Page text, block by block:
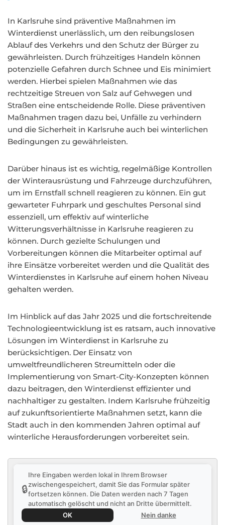
In Karlsruhe sind präventive Maßnahmen im
Winterdienst unerlässlich, um den reibungslosen
Ablauf des Verkehrs und den Schutz der Bürger zu
gewährleisten. Durch frühzeitiges Handeln können
potenzielle Gefahren durch Schnee und Eis minimiert
werden. Hierbei spielen Maßnahmen wie das
rechtzeitige Streuen von Salz auf Gehwegen und
Straßen eine entscheidende Rolle. Diese präventiven
Maßnahmen tragen dazu bei, Unfälle zu verhindern
und die Sicherheit in Karlsruhe auch bei winterlichen
Bedingungen zu gewährleisten.
Darüber hinaus ist es wichtig, regelmäßige Kontrollen
der Winterausrüstung und Fahrzeuge durchzuführen,
um im Ernstfall schnell reagieren zu können. Ein gut
gewarteter Fuhrpark und geschultes Personal sind
essenziell, um effektiv auf winterliche
Witterungsverhältnisse in Karlsruhe reagieren zu
können. Durch gezielte Schulungen und
Vorbereitungen können die Mitarbeiter optimal auf
ihre Einsätze vorbereitet werden und die Qualität des
Winterdienstes in Karlsruhe auf einem hohen Niveau
gehalten werden.
Im Hinblick auf das Jahr 2025 und die fortschreitende
Technologieentwicklung ist es ratsam, auch innovative
Lösungen im Winterdienst in Karlsruhe zu
berücksichtigen. Der Einsatz von
umweltfreundlicheren Streumitteln oder die
Implementierung von Smart-City-Konzepten können
dazu beitragen, den Winterdienst effizienter und
nachhaltiger zu gestalten. Indem Karlsruhe frühzeitig
auf zukunftsorientierte Maßnahmen setzt, kann die
Stadt auch in den kommenden Jahren optimal auf
winterliche Herausforderungen vorbereitet sein.
🔒
Ihre Eingaben werden lokal in Ihrem Browser
zwischengespeichert, damit Sie das Formular später
fortsetzen können. Die Daten werden nach 7 Tagen
automatisch gelöscht und nicht an Dritte übermittelt.
OK
Nein danke